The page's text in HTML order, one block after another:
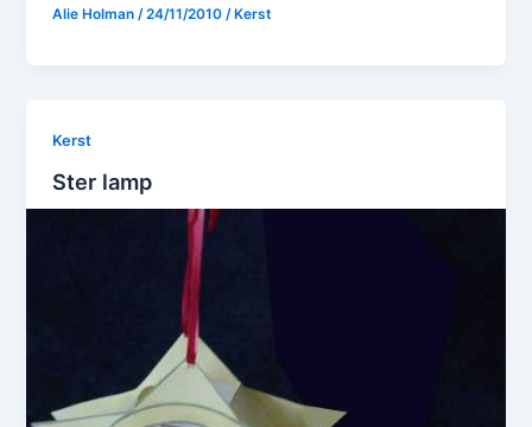
Alie Holman/24/11/2010/ Kerst
Kerst
Ster lamp